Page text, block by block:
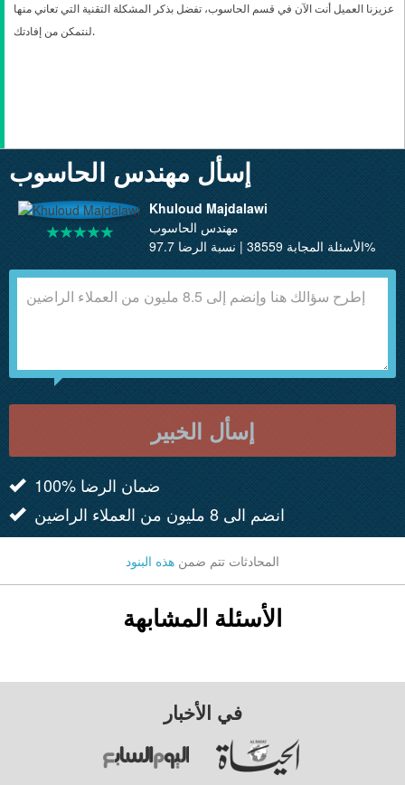
عزيزنا العميل أنت الآن في قسم الحاسوب، تفضل بذكر المشكلة التقنية التي تعاني منها
لنتمكن من إفادتك.
إسأل مهندس الحاسوب
Khuloud Majdalawi
مهندس الحاسوب
الأسئلة المجابة 38559 | نسبة الرضا 97.7%
إسأل الخبير
100% ضمان الرضا
انضم الى 8 مليون من العملاء الراضين
المحادثات تتم ضمن هذه البنود
الأسئلة المشابهة
في الأخبار